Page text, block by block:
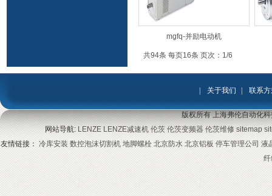
mgfq-并励电动机
共94条 每页16条 页次：1/6
关于我们 联系方
版权所有 上海弗伦自动化
网站导航: LENZE LENZE减速机 伦茨 伦茨变频器 伦茨维修 sitemap
友情链接： 冷库安装 数控泡沫切割机 地脚螺栓 北京防水 北京铝板 停车管理公司 液
纤